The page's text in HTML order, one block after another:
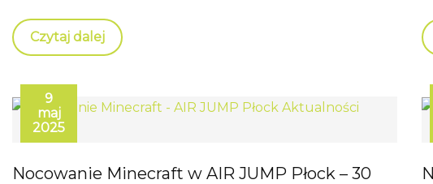
Czytaj dalej
9
maj
2025
Nocowanie Minecraft w AIR JUMP Płock – 30